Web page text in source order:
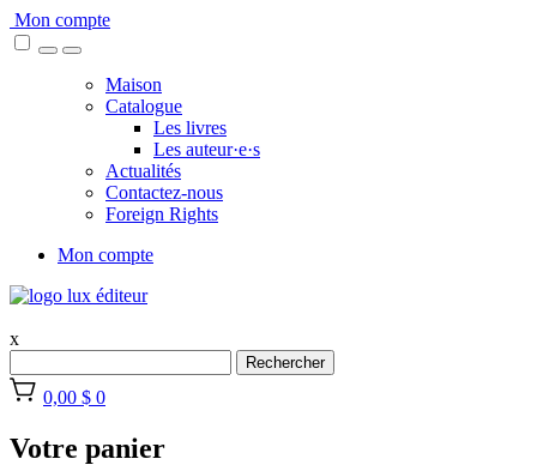
Skip
to
Mon compte
Maison
Catalogue
Les livres
Les auteur·e·s
Actualités
Contactez-nous
Foreign Rights
Mon compte
x
Rechercher
0,00 $ 0
Votre panier